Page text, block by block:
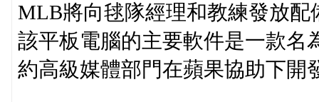
MLB將向毬隊經理和教練發放配
該平板電腦的主要軟件是一款名
約高級媒體部門在蘋果協助下開